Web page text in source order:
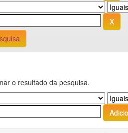
o resultado da pesquisa.